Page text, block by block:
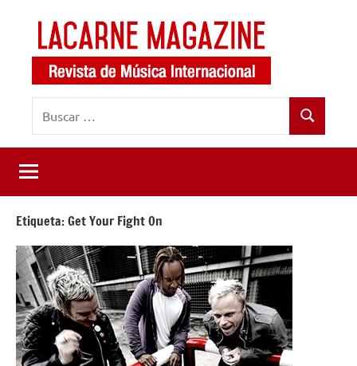
contenido
LaCarne
Magazine
de
música
internacional
Buscar
Etiqueta:Get Your Fight On